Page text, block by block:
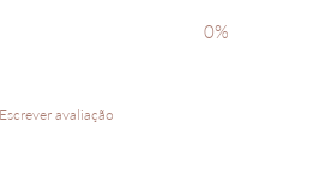
0%
Escrever avaliação